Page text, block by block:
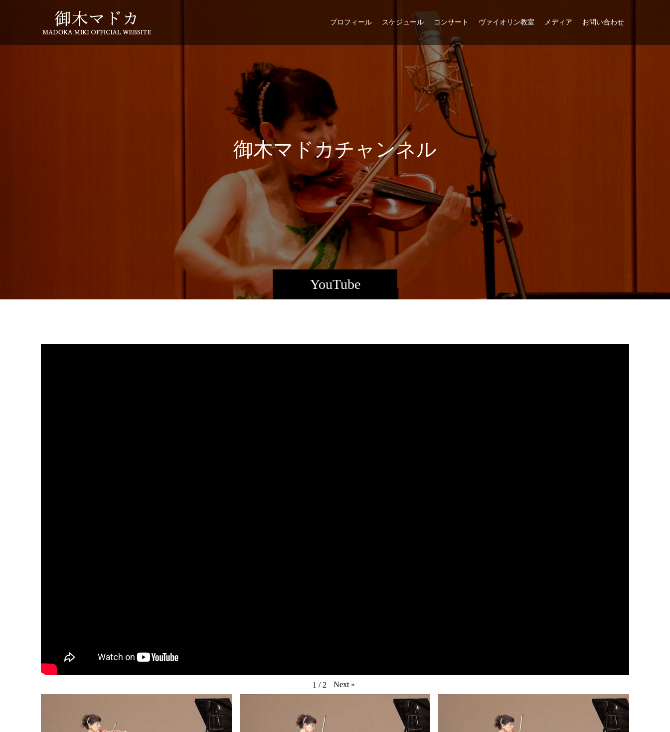
プロフィール スケジュール コンサート ヴァイオリン教室 メディア お問い合わせ
YouTube
御木マ ドカチ ャ ンネル
1 / 2 Next »